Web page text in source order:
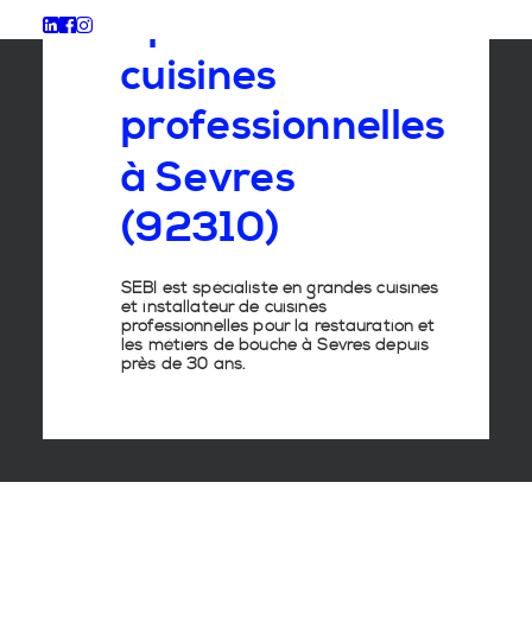
Spécialiste
cuisines
professionnelles
à Sevres
(92310)
SEBI est spécialiste en grandes cuisines
et installateur de cuisines
professionnelles pour la restauration et
les métiers de bouche à Sevres depuis
près de 30 ans.